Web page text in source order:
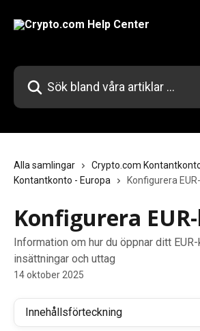
Sök bland våra artiklar …
Alla samlingar
Crypto.com
Kontantkonto - Europa
Konfigurera
Konfigurera
Information om hur du öppnar ditt
insättningar och uttag
14 oktober 2025
Innehållsförteckning